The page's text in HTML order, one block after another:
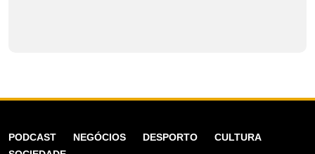
PODCAST NEGÓCIOS DESPORTO
CULTURA